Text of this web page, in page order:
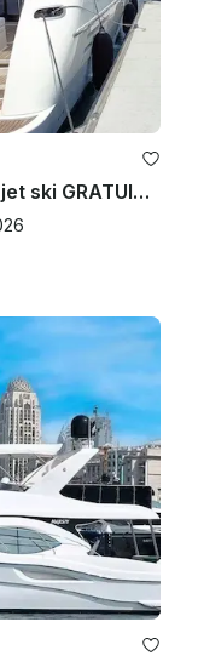
obter os termos
P: Os passeios
da
sua viagem.
de Dubai, e os
na confirmação
Iate italiano de luxo Azimut com jet ski GRATUITO A melhor oferta da Marina de Dubai